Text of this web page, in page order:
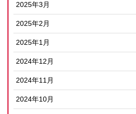
2025年3月
2025年2月
2025年1月
2024年12月
2024年11月
2024年10月